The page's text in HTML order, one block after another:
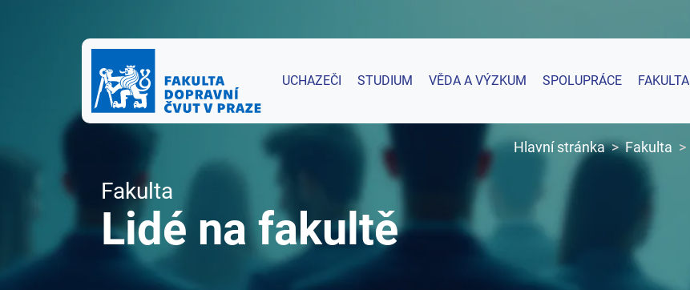
UCHAZEČI STUDIUM VĚDA A VÝZKUM SPOLUPRÁCE FAKULTA
Hlavní stránka Fakulta
Fakulta
Lidé na fakultě